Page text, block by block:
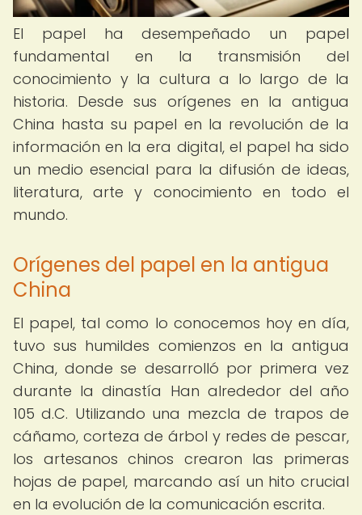
El papel ha desempeñado un papel
fundamental en la transmisión del
conocimiento y la cultura a lo largo de la
historia. Desde sus orígenes en la antigua
China hasta su papel en la revolución de la
información en la era digital, el papel ha sido
un medio esencial para la difusión de ideas,
literatura, arte y conocimiento en todo el
mundo.
Orígenes del papel en la antigua
China
El papel, tal como lo conocemos hoy en día,
tuvo sus humildes comienzos en la antigua
China, donde se desarrolló por primera vez
durante la dinastía Han alrededor del año
105 d.C. Utilizando una mezcla de trapos de
cáñamo, corteza de árbol y redes de pescar,
los artesanos chinos crearon las primeras
hojas de papel, marcando así un hito crucial
en la evolución de la comunicación escrita.